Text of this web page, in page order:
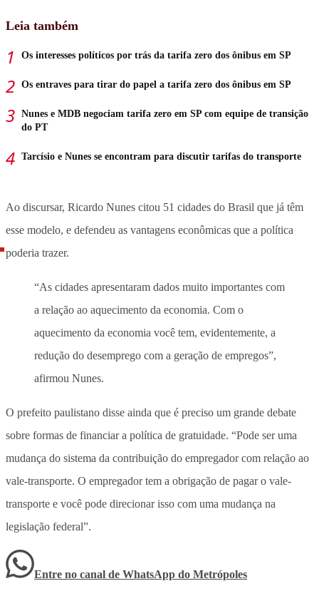
Leia também
Os interesses políticos por trás da tarifa zero dos ônibus em SP
Os entraves para tirar do papel a tarifa zero dos ônibus em SP
Nunes e MDB negociam tarifa zero em SP com equipe de transição
do PT
Tarcísio e Nunes se encontram para discutir tarifas do transporte
Ao discursar, Ricardo Nunes citou 51 cidades do Brasil que já têm
esse modelo, e defendeu as vantagens econômicas que a política
poderia trazer.
“As cidades apresentaram dados muito importantes com
a relação ao aquecimento da economia. Com o
aquecimento da economia você tem, evidentemente, a
redução do desemprego com a geração de empregos”,
afirmou Nunes.
O prefeito paulistano disse ainda que é preciso um grande debate
sobre formas de financiar a política de gratuidade. “Pode ser uma
mudança do sistema da contribuição do empregador com relação ao
vale-transporte. O empregador tem a obrigação de pagar o vale-
transporte e você pode direcionar isso com uma mudança na
legislação federal”.
Entre no canal de WhatsApp do Metrópoles